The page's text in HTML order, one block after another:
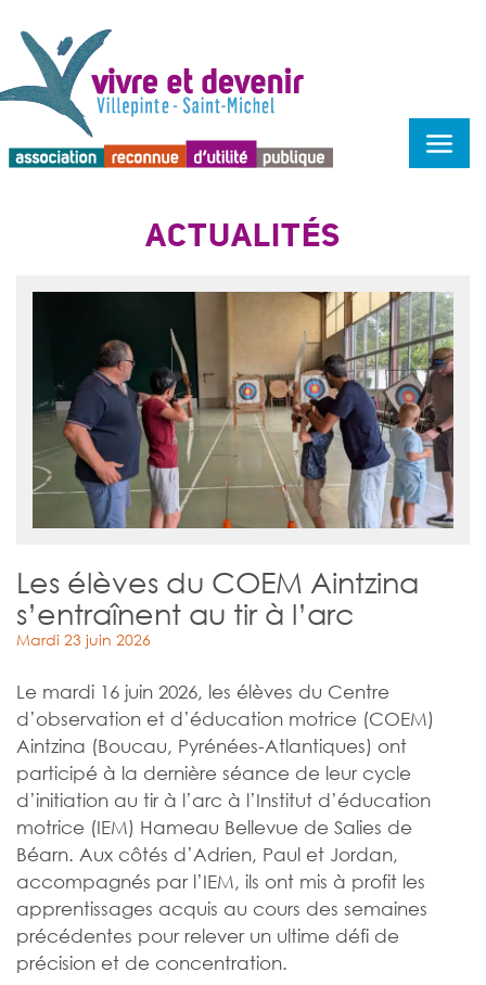
ACTUALITÉS
Les élèves du COEM Aintzina
s’entraînent au tir à l’arc
Mardi 23 juin 2026
Le mardi 16 juin 2026, les élèves du Centre
d’observation et d’éducation motrice (COEM)
Aintzina (Boucau, Pyrénées-Atlantiques) ont
participé à la dernière séance de leur cycle
d’initiation au tir à l’arc à l’Institut d’éducation
motrice (IEM) Hameau Bellevue de Salies de
Béarn. Aux côtés d’Adrien, Paul et Jordan,
accompagnés par l’IEM, ils ont mis à profit les
apprentissages acquis au cours des semaines
précédentes pour relever un ultime défi de
précision et de concentration.